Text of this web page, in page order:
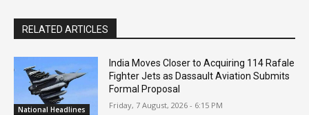
RELATED ARTICLES
National Headlines
India Moves Closer to Acquiring 114 Rafale
Fighter Jets as Dassault Aviation Submits
Formal Proposal
Friday, 7 August, 2026 - 6:15 PM